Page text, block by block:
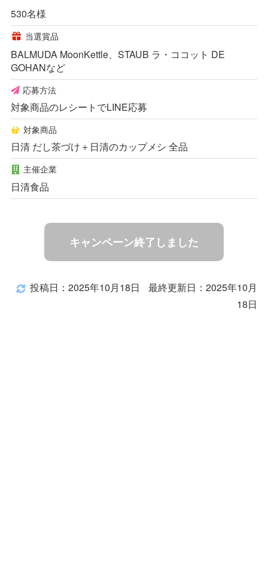
530名様
当選賞品
BALMUDA MoonKettle、STAUB ラ・ココット DE
GOHANなど
応募方法
対象商品のレシートでLINE応募
対象商品
日清 だし茶づけ＋日清のカップメシ 全品
主催企業
日清食品
キャンペーン終了しました
投稿日：2025年10月18日
最終更新日：2025年10月
18日